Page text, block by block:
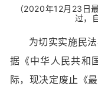
（2020年12月23日
过，
为切实实施民
据《中华人民共和
际，现决定废止《